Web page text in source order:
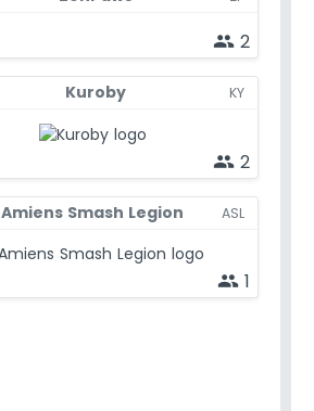
people 2
Kuroby KY
people 2
Amiens Smash Legion ASL
people 1